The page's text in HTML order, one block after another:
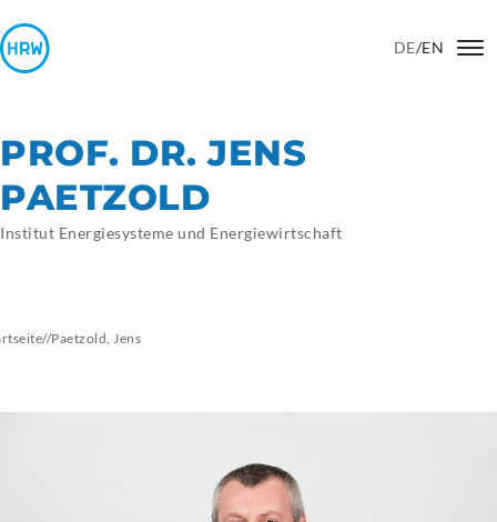
DE/EN
PROF. DR. JENS
PAETZOLD
Institut Energiesysteme und Energiewirtschaft
//Paetzold, Jens